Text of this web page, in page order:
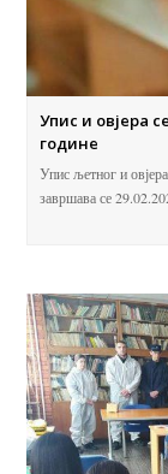
Упис и овјера
године
Упис љетног и
завршава се